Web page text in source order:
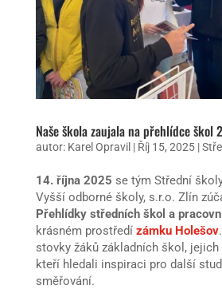
Naše škola zaujala na přehlídce škol
autor: Karel Opravil | Říj 15, 2025|
14. října 2025 se tým Střední
Vyšší odborné školy, s.r.o. Zlín
Přehlídky středních škol a
krásném prostředí zámku Holešov
stovky žáků základních škol, jejich
kteří hledali inspiraci pro další
směřování.